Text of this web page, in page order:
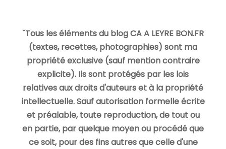
"Tous les éléments du blog CA A LEYRE BON.FR
(textes, recettes, photographies) sont ma
propriété exclusive (sauf mention contraire
explicite). Ils sont protégés par les lois
relatives aux droits d'auteurs et à la propriété
intellectuelle. Sauf autorisation formelle écrite
et préalable, toute reproduction, de tout ou
en partie, par quelque moyen ou procédé que
ce soit, pour des fins autres que celle d'une